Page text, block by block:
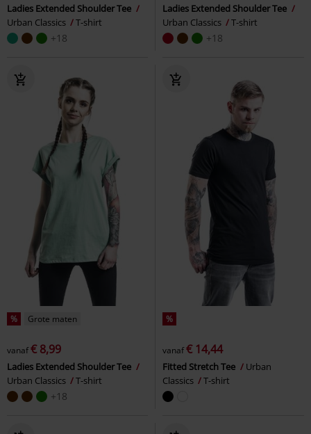
Ladies Extended Shoulder Tee
Urban Classics
T-shirt
+18
Ladies Extended Shoulder Tee
Urban Classics
T-shirt
+18
% Grote maten
vanaf€ 8,99
Ladies Extended Shoulder Tee
Urban Classics
T-shirt
+18
%
vanaf€ 14,44
Fitted Stretch Tee
Urban
Classics
T-shirt